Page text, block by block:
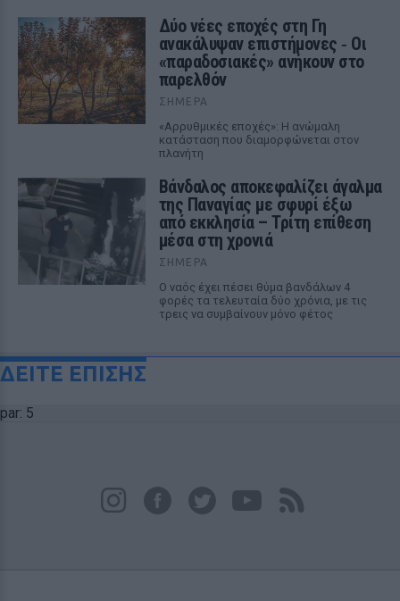
Δύο νέες εποχές στη Γη
ανακάλυψαν επιστήμονες ‑ Oι
«παραδοσιακές» ανήκουν στο
παρελθόν
ΣΉΜΕΡΑ
«Αρρυθμικές εποχές»: Η ανώμαλη
κατάσταση που διαμορφώνεται στον
πλανήτη
Βάνδαλος αποκεφαλίζει άγαλμα
της Παναγίας με σφυρί έξω
από εκκλησία – Τρίτη επίθεση
μέσα στη χρονιά
ΣΉΜΕΡΑ
Ο ναός έχει πέσει θύμα βανδάλων 4
φορές τα τελευταία δύο χρόνια, με τις
τρεις να συμβαίνουν μόνο φέτος
ΔΕΙΤΕ ΕΠΙΣΗΣ
par: 5